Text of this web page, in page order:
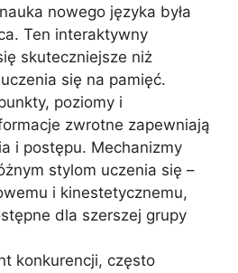
nowego języka była
Ten interaktywny
skuteczniejsze niż
się na pamięć.
poziomy i
zwrotne zapewniają
i postępu. Mechanizmy
stylom uczenia się –
i kinestetycznemu,
dla szerszej grupy
konkurencji, często